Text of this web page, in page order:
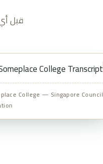
قبل
College — Singapore Council